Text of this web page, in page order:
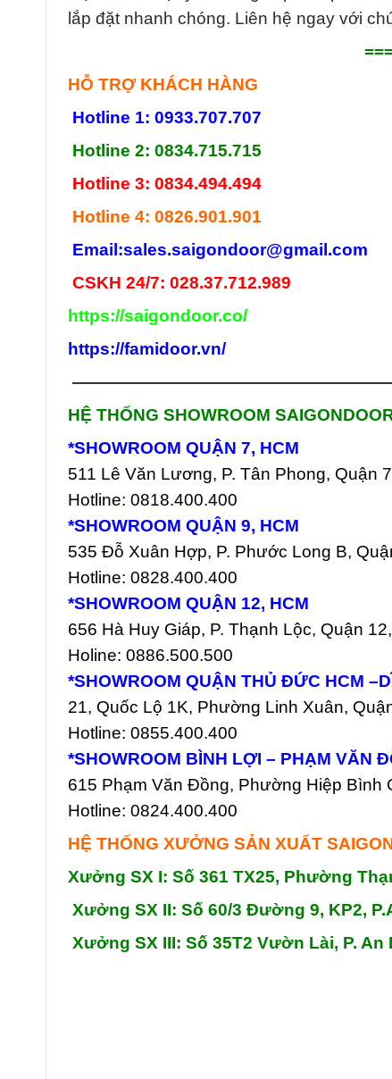
lắp đặt nhanh chóng. Liên hệ ngay với
HỖ TRỢ KHÁCH HÀNG
Hotline 1: 0933.707.707
Hotline 2: 0834.715.715
Hotline 3: 0834.494.494
Hotline 4: 0826.901.901
Email:sales.saigondoor@gmail.com
CSKH 24/7: 028.37.712.989
https://saigondoor.co/
https://famidoor.vn/
HỆ THỐNG SHOWROOM
*SHOWROOM QUẬN 7, HCM
511 Lê Văn Lương, P. Tân Phong, Quận
Hotline: 0818.400.400
*SHOWROOM QUẬN 9, HCM
535 Đỗ Xuân Hợp, P. Phước Long B,
Hotline: 0828.400.400
*SHOWROOM QUẬN 12, HCM
656 Hà Huy Giáp, P. Thạnh Lộc, Quận
Holine: 0886.500.500
*SHOWROOM QUẬN THỦ ĐỨC HCM
21, Quốc Lộ 1K, Phường Linh Xuân,
Hotline: 0855.400.400
*SHOWROOM BÌNH LỢI – PHẠM VĂN
615 Phạm Văn Đồng, Phường Hiệp Bình
Hotline: 0824.400.400
HỆ THỐNG XƯỞNG SẢN XUẤT
Xưởng SX I: Số 361 TX25, Phường
Xưởng SX II: Số 60/3 Đường 9, KP2,
Xưởng SX III: Số 35T2 Vườn Lài, P. An